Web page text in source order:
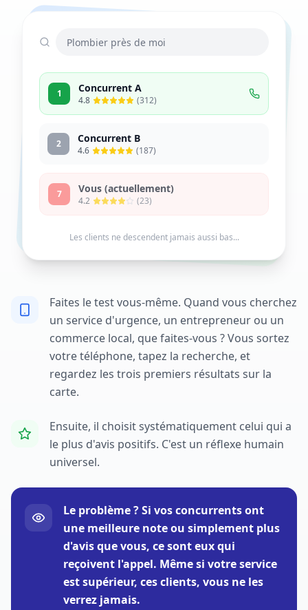
Faites le test vous-même. Quand vous cherchez
un service d'urgence, un entrepreneur ou un
commerce local, que faites-vous ? Vous sortez
votre téléphone, tapez la recherche, et
regardez les trois premiers résultats sur la
carte.
Ensuite, il choisit systématiquement celui qui a
le plus d'avis positifs. C'est un réflexe humain
universel.
Le problème ? Si vos concurrents ont
une meilleure note ou simplement plus
d'avis que vous, ce sont eux qui
reçoivent l'appel. Même si votre service
est supérieur, ces clients, vous ne les
verrez jamais.
Plombier près de moi
1 Concurrent A
4.8 (312)
2 Concurrent B
4.6 (187)
7 Vous (actuellement)
4.2 (23)
Les clients ne descendent jamais aussi bas...